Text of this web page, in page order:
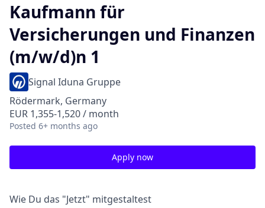
Kaufmann für
Versicherungen und Finanzen
(m/w/d)n 1
Signal Iduna Gruppe
Rödermark, Germany
EUR 1,355-1,520 / month
Posted 6+ months ago
Apply now
Wie Du das "Jetzt" mitgestaltest